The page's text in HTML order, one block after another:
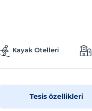
Kayak Otelleri
Tesis özellikleri